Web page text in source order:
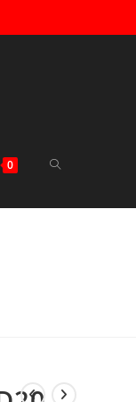
0 ПЕРЕМКНУТИ